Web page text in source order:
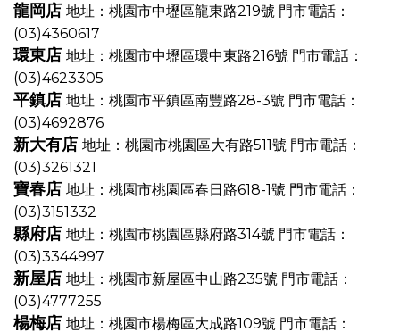
龍岡店 地址：桃園市中壢區龍東路219號 門市電話：
(03)4360617
環東店 地址：桃園市中壢區環中東路216號 門市電話：
(03)4623305
平鎮店 地址：桃園市平鎮區南豐路28-3號 門市電話：
(03)4692876
新大有店 地址：桃園市桃園區大有路511號 門市電話：
(03)3261321
寶春店 地址：桃園市桃園區春日路618-1號 門市電話：
(03)3151332
縣府店 地址：桃園市桃園區縣府路314號 門市電話：
(03)3344997
新屋店 地址：桃園市新屋區中山路235號 門市電話：
(03)4777255
楊梅店 地址：桃園市楊梅區大成路109號 門市電話：